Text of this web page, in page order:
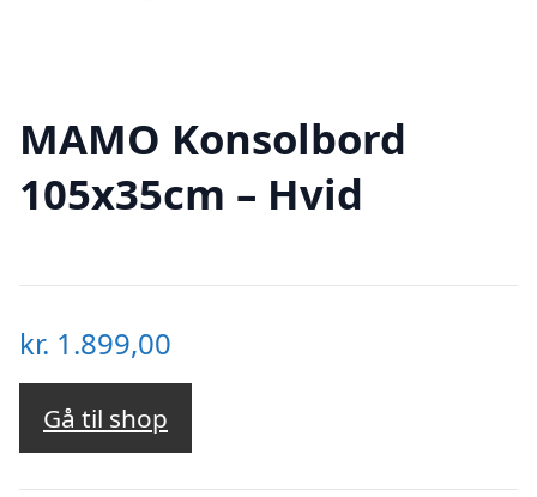
MAMO Konsolbord
105x35cm – Hvid
kr. 1.899,00
Gå til shop